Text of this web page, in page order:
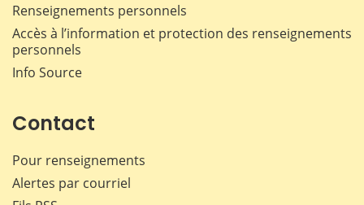
Renseignements personnels
Accès à l’information et protection des renseignements
personnels
Info Source
Contact
Pour renseignements
Alertes par courriel